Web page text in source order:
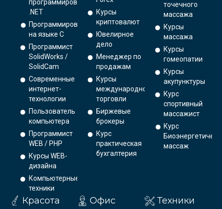
программирования
.NET
Программирование
на языке С
Программист
SolidWorks /
SolidCam
Современные
интернет-
технологии
Пользователь
компьютера
Программист
WEB / PHP
Курсы WEB-
дизайна
Компьютерные
техники
Курсы
криптовалют
Ювелирное
дело
Менеджер по
продажам
Курсы
международной
торговли
Биржевые
брокеры
Курс
практическая
бухгалтерия
точечного
массажа
Курсы
массажа
Курсы
гомеопатии
Курсы
акупунктуры
Курс
спортивный
массажист
Курс
массаж
Красота Офис Техники